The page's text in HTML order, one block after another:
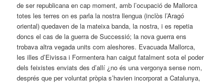
de ser republicana en cap moment, amb l’ocupació de Mallorca
totes les terres on es parla la nostra llengua (inclòs l’Aragó
oriental) quedaven de la mateixa banda, la nostra, i es repetia
doncs el cas de la guerra de Successió; la nova guerra ens
trobava altra vegada units com aleshores. Evacuada Mallorca,
les illes d’Eivissa i Formentera han caigut fatalment sota el poder
dels feixistes enviats des d’allí ¿no és una vergonya sense nom,
després que per voluntat pròpia s’havien incorporat a Catalunya,